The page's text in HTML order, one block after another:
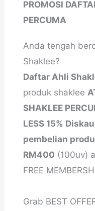
PROMOSI
PERCUMA
Anda tengah
Shaklee?
Daftar Ahli
produk shaklee
SHAKLEE
LESS 15%
pembelian
RM400 (100uv)
FREE
Grab BEST